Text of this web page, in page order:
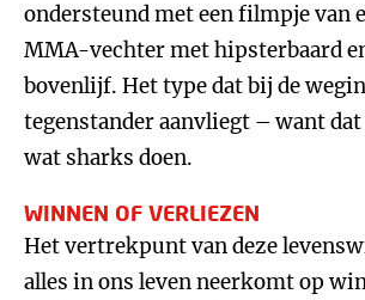
ondersteund met een filmpje van
MMA-vechter met hipsterbaard
bovenlijf. Het type dat bij de
tegenstander aanvliegt – want
wat sharks doen.
WINNEN OF VERLIEZEN
Het vertrekpunt van deze
alles in ons leven neerkomt op